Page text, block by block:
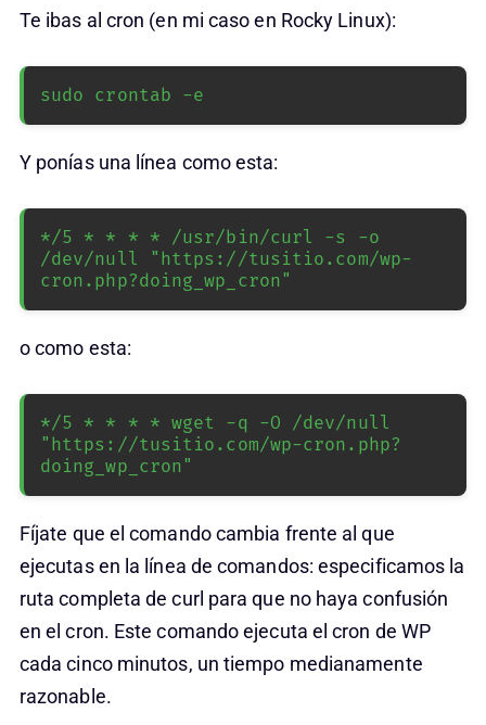
Te ibas al cron (en mi caso en Rocky Linux):
sudo crontab -e
Y ponías una línea como esta:
*/5 * * * * /usr/bin/curl -s -o
/dev/null "https://tusitio.com/wp-
cron.php?doing_wp_cron"
o como esta:
*/5 * * * * wget -q -O /dev/null
"https://tusitio.com/wp-cron.php?
doing_wp_cron"
Fíjate que el comando cambia frente al que
ejecutas en la línea de comandos: especificamos la
ruta completa de curl para que no haya confusión
en el cron. Este comando ejecuta el cron de WP
cada cinco minutos, un tiempo medianamente
razonable.